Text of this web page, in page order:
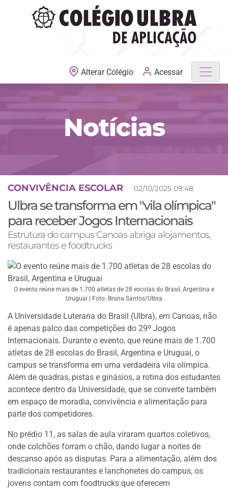
MATRÍCULAS ABERTAS
Alterar Colégio Acessar
Notícias
CONVIVÊNCIA ESCOLAR 02/10/2025 09:48
Ulbra se transforma em "vila olímpica"
para receber Jogos Internacionais
Estrutura do campus Canoas abriga alojamentos,
restaurantes e foodtrucks
O evento reúne mais de 1.700 atletas de 28 escolas do Brasil, Argentina e
Uruguai | Foto: Bruna Santos/Ulbra
A Universidade Luterana do Brasil (Ulbra), em Canoas, não
é apenas palco das competições do 29º Jogos
Internacionais. Durante o evento, que reúne mais de 1.700
atletas de 28 escolas do Brasil, Argentina e Uruguai, o
campus se transforma em uma verdadeira vila olímpica.
Além de quadras, pistas e ginásios, a rotina dos estudantes
acontece dentro da Universidade, que se converte também
em espaço de moradia, convivência e alimentação para
parte dos competidores.
No prédio 11, as salas de aula viraram quartos coletivos,
onde colchões forram o chão, dando lugar a noites de
descanso após as disputas. Para a alimentação, além dos
tradicionais restaurantes e lanchonetes do campus, os
jovens contam com foodtrucks que oferecem